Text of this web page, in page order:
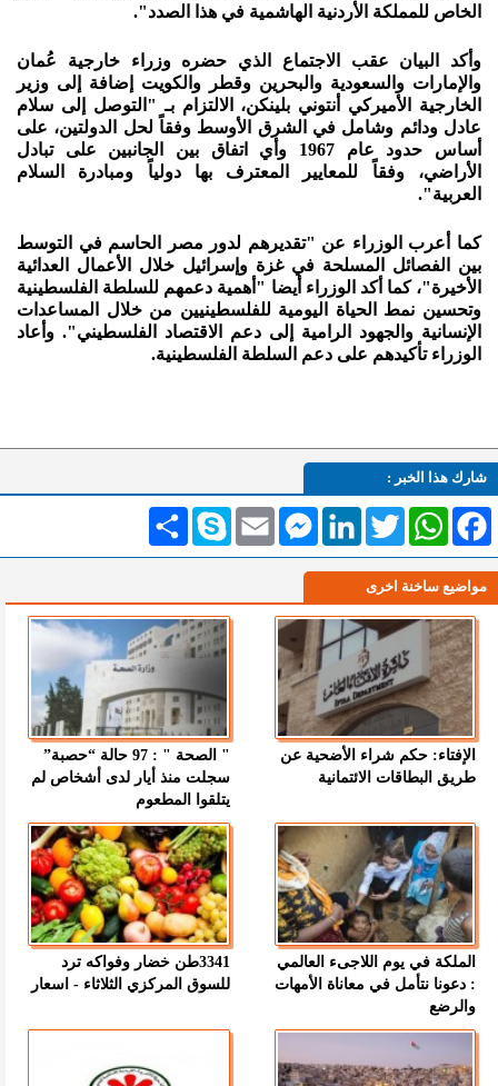
الخاص للمملكة الأردنية الهاشمية في هذا الصدد".
وأكد البيان عقب الاجتماع الذي حضره وزراء خارجية عُمان
والإمارات والسعودية والبحرين وقطر والكويت إضافة إلى وزير
الخارجية الأميركي أنتوني بلينكن، الالتزام بـ "التوصل إلى سلام
عادل ودائم وشامل في الشرق الأوسط وفقاً لحل الدولتين، على
أساس حدود عام 1967 وأي اتفاق بين الجانبين على تبادل
الأراضي، وفقاً للمعايير المعترف بها دولياً ومبادرة السلام
العربية".
كما أعرب الوزراء عن "تقديرهم لدور مصر الحاسم في التوسط
بين الفصائل المسلحة في غزة وإسرائيل خلال الأعمال العدائية
الأخيرة"، كما أكد الوزراء أيضا "أهمية دعمهم للسلطة الفلسطينية
وتحسين نمط الحياة اليومية للفلسطينيين من خلال المساعدات
الإنسانية والجهود الرامية إلى دعم الاقتصاد الفلسطيني". وأعاد
الوزراء تأكيدهم على دعم السلطة الفلسطينية.
شارك هذا الخبر :
انشر Skype Email
MessengerLinkedInTwitterWhatsAppFacebook
مواضيع ساخنة اخرى
الإفتاء: حكم شراء الأضحية عن
طريق البطاقات الائتمانية
" الصحة " : 97 حالة “حصبة”
سجلت منذ أيار لدى أشخاص لم
يتلقوا المطعوم
الملكة في يوم اللاجىء العالمي
: دعونا نتأمل في معاناة الأمهات
والرضع
3341طن خضار وفواكه ترد
للسوق المركزي الثلاثاء - اسعار